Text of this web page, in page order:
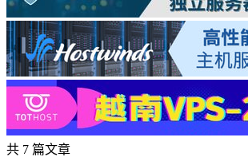
共 7 篇文章